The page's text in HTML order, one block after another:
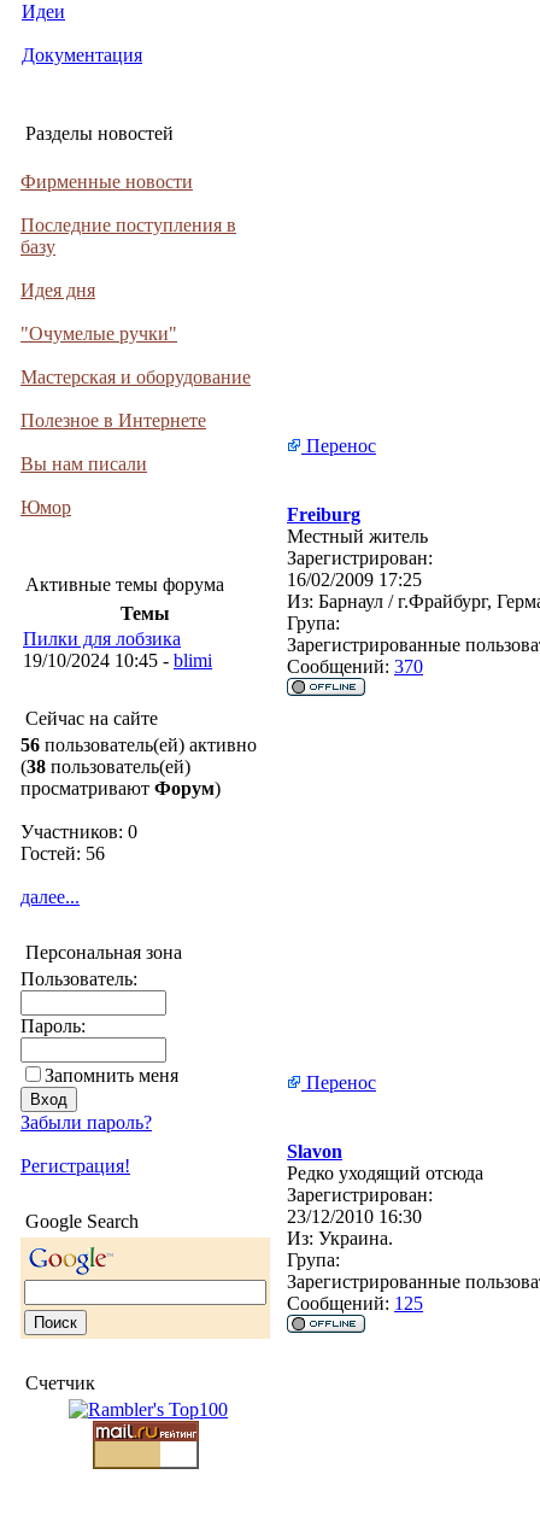
Идеи
Документация
Разделы новостей
Фирменные новости
Последние поступления в
базу
Идея дня
"Очумелые ручки"
Мастерская и оборудование
Полезное в Интернете
Вы нам писали
Юмор
Активные темы форума
Темы
Пилки для лобзика
19/10/2024 10:45 - blimi
Сейчас на сайте
56 пользователь(ей) активно
(38 пользователь(ей)
просматривают Форум)
Участников: 0
Гостей: 56
далее...
Персональная зона
Пользователь:
Пароль:
Запомнить меня
Забыли пароль?
Регистрация!
Google Search
Счетчик
Перенос
Freiburg
Местный житель
Зарегистрирован:
16/02/2009 17:25
Из: Барнаул / г.Фрайбург,
Група:
Зарегистрированные
Сообщений: 370
Перенос
Slavon
Редко уходящий отсюда
Зарегистрирован:
23/12/2010 16:30
Из: Украина.
Група:
Зарегистрированные
Сообщений: 125